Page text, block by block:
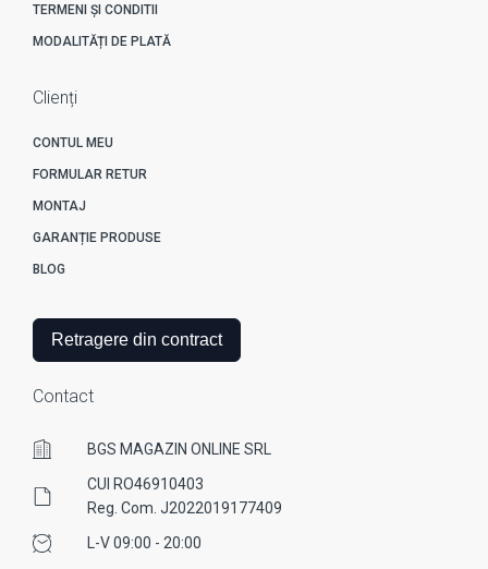
TERMENI ȘI CONDITII
MODALITĂȚI DE PLATĂ
Clienți
CONTUL MEU
FORMULAR RETUR
MONTAJ
GARANȚIE PRODUSE
BLOG
Retragere din contract
Contact
BGS MAGAZIN ONLINE SRL
CUI RO46910403
Reg. Com. J2022019177409
L-V 09:00 - 20:00